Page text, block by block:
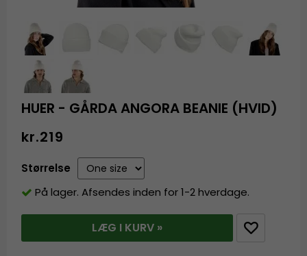
HUER - GÅRDA ANGORA BEANIE (HVID)
kr.219
Størrelse
På lager. Afsendes inden for 1-2 hverdage.
LÆG I KURV »